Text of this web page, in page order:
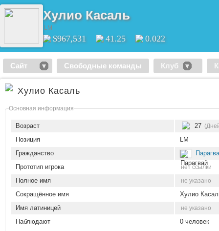
Хулио Касаль
LM
$967,531 41.25 0.022
Сайт Свободные команды Клуб
Хулио Касаль
Основная информация
Возраст 27
Позиция
LM
Гражданство
Прототип игрока
нет ссылки
Полное имя не указано
Сокращённое имя
Хулио
Имя латиницей
не указано
Наблюдают 0 человек